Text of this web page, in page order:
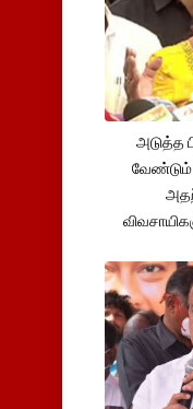
அடுத்த
வேண்டும்